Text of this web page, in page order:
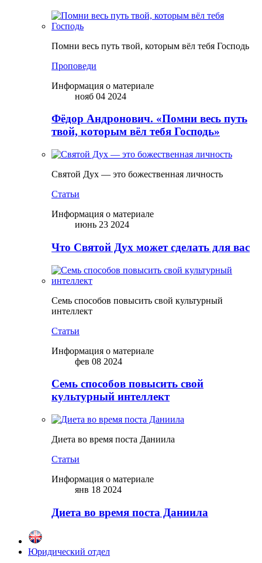
Помни весь путь твой, которым вёл тебя Господь
Проповеди
Информация о материале
нояб 04 2024
Фёдор Андронович. «Помни весь путь
твой, которым вёл тебя Господь»
Святой Дух — это божественная личность
Статьи
Информация о материале
июнь 23 2024
Что Святой Дух может сделать для вас
Семь способов повысить свой культурный
интеллект
Статьи
Информация о материале
фев 08 2024
Семь способов повысить свой
культурный интеллект
Диета во время поста Даниила
Статьи
Информация о материале
янв 18 2024
Диета во время поста Даниила
Юридический отдел